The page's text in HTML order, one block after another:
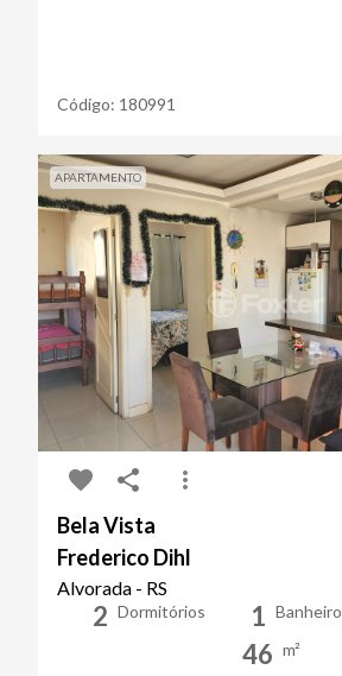
Código: 180991
APARTAMENTO
Bela Vista
Frederico Dihl
Alvorada - RS
2 Dormitórios 1 Banheiro
46 m²